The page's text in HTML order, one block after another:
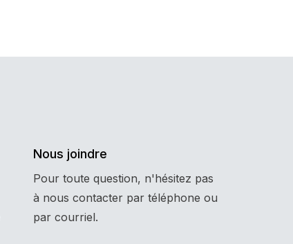
Nous joindre
Pour toute question, n'hésitez pas
à nous contacter par téléphone ou
par courriel.